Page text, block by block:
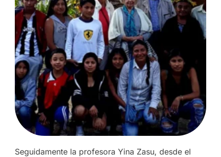
Seguidamente la profesora Yina Zasu, desde el